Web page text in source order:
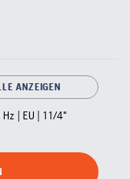
ANZEIGEN
| EU | 1 1/4"